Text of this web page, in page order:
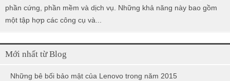
phần cứng, phần mềm và dịch vụ. Những khả năng này bao gồm
một tập hợp các công cụ và...
Mới nhất từ Blog
Những bê bối bảo mật của Lenovo trong năm 2015